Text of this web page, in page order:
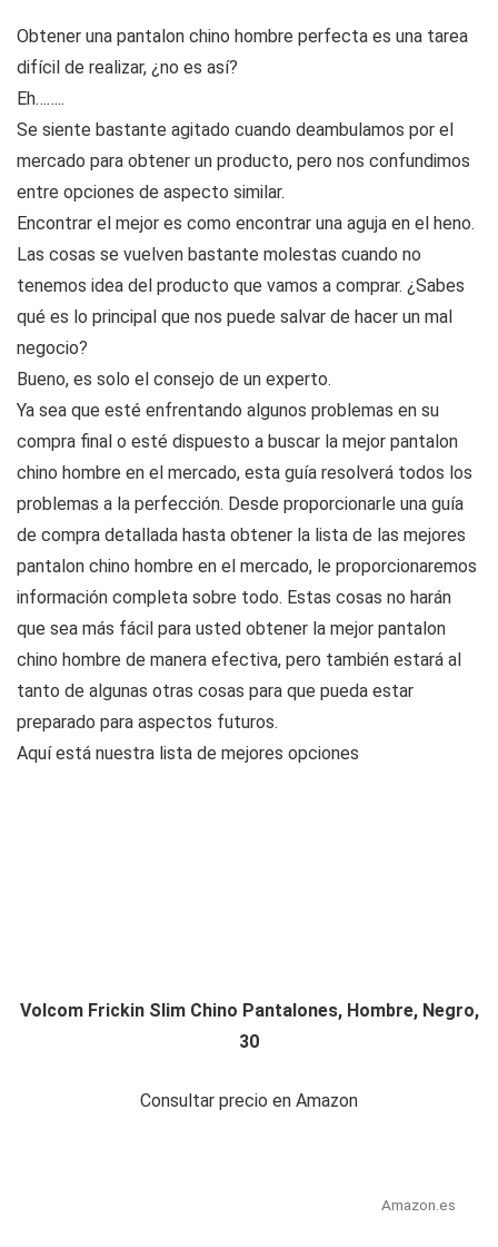
Obtener una pantalon chino hombre perfecta es una tarea
difícil de realizar, ¿no es así?
Eh……..
Se siente bastante agitado cuando deambulamos por el
mercado para obtener un producto, pero nos confundimos
entre opciones de aspecto similar.
Encontrar el mejor es como encontrar una aguja en el heno.
Las cosas se vuelven bastante molestas cuando no
tenemos idea del producto que vamos a comprar. ¿Sabes
qué es lo principal que nos puede salvar de hacer un mal
negocio?
Bueno, es solo el consejo de un experto.
Ya sea que esté enfrentando algunos problemas en su
compra final o esté dispuesto a buscar la mejor pantalon
chino hombre en el mercado, esta guía resolverá todos los
problemas a la perfección. Desde proporcionarle una guía
de compra detallada hasta obtener la lista de las mejores
pantalon chino hombre en el mercado, le proporcionaremos
información completa sobre todo. Estas cosas no harán
que sea más fácil para usted obtener la mejor pantalon
chino hombre de manera efectiva, pero también estará al
tanto de algunas otras cosas para que pueda estar
preparado para aspectos futuros.
Aquí está nuestra lista de mejores opciones
Volcom Frickin Slim Chino Pantalones, Hombre, Negro,
30
Consultar precio en Amazon
Amazon.es